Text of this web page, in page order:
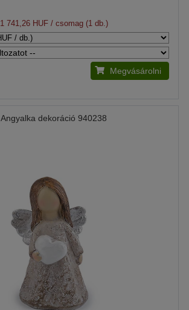
1 741,26 HUF/ csomag (1 db.)
Megvásárolni
Angyalka dekoráció 940238